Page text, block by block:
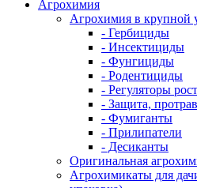
Агрохимия
Агрохимия в крупной
- Гербициды
- Инсектициды
- Фунгициды
- Родентициды
- Регуляторы
- Защита,
- Фумиганты
- Прилипатели
- Десиканты
Оригинальная
Агрохимикаты для